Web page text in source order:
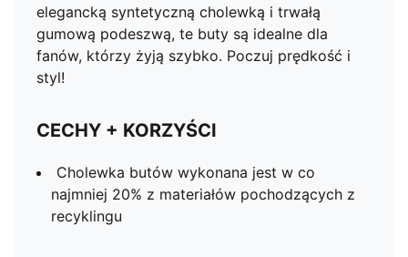
elegancką syntetyczną cholewką i trwałą
gumową podeszwą, te buty są idealne dla
fanów, którzy żyją szybko. Poczuj prędkość i
styl!
CECHY + KORZYŚCI
Cholewka butów wykonana jest w co
najmniej 20% z materiałów pochodzących z
recyklingu